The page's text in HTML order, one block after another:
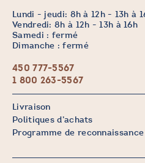
Lundi - jeudi: 8h à 12h - 13h à
Vendredi: 8h à 12h - 13h à 16h
Samedi : fermé
Dimanche : fermé
450 777-5567
1 800 263-5567
Livraison
Politiques d’achats
Programme de reconnaissance